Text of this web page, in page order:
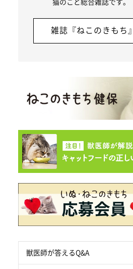
雑誌『ねこのきもち』
獣医師が答えるQ&A